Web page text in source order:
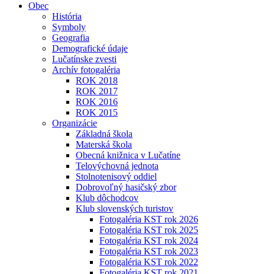
Obec
História
Symboly
Geografia
Demografické údaje
Lučatínske zvesti
Archív fotogaléria
ROK 2018
ROK 2017
ROK 2016
ROK 2015
Organizácie
Základná škola
Materská škola
Obecná knižnica v Lučatíne
Telovýchovná jednota
Stolnotenisový oddiel
Dobrovoľný hasičský zbor
Klub dôchodcov
Klub slovenských turistov
Fotogaléria KST rok 2026
Fotogaléria KST rok 2025
Fotogaléria KST rok 2024
Fotogaléria KST rok 2023
Fotogaléria KST rok 2022